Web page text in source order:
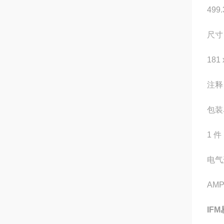
尺
181
注释
包
1 件
电